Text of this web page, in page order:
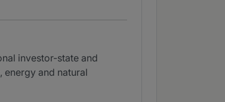
investor-state and
and natural